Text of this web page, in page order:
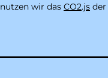
nutzen wir das CO2.js der